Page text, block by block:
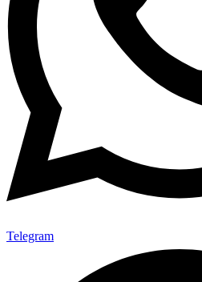
Telegram